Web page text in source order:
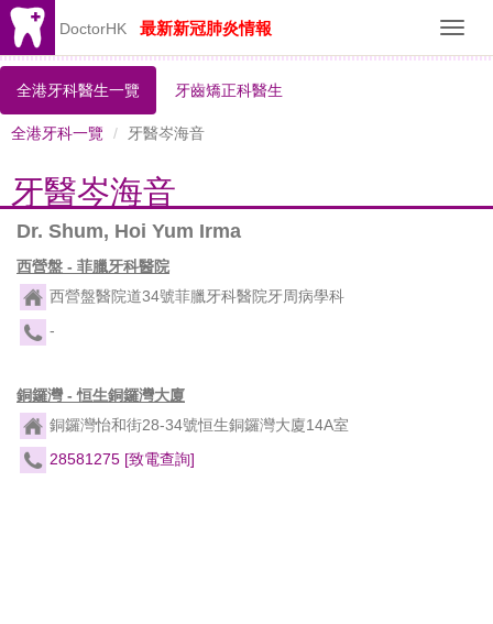
DoctorHK 最新新冠肺炎情報
全港牙科醫生一覽 牙齒矯正科醫生
全港牙科一覽 牙醫岑海音
牙醫岑海音
Dr. Shum, Hoi Yum Irma
西營盤 - 菲臘牙科醫院
西營盤醫院道34號菲臘牙科醫院牙周病學科
-
銅鑼灣 - 恒生銅鑼灣大廈
銅鑼灣怡和街28-34號恒生銅鑼灣大廈14A室
28581275 [致電查詢]